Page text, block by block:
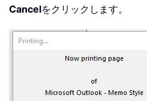
Cancelをクリックします。